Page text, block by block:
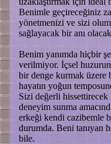
Benimle geçireceğiniz
yönetmenizi ve sizi
sağlayacak bir anı
Benim yanımda hiçbir
verilmiyor. İçsel
bir denge kurmak üzere
hayatın yoğun
Sizi değerli
deneyim sunma
erkeği kendi cazibemle
durumda. Beni tanıyan
bile.